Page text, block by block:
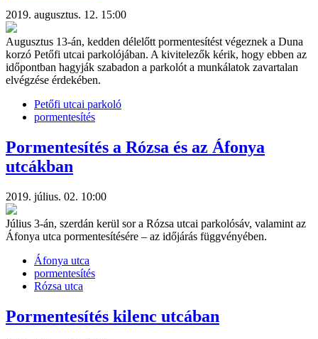
2019. augusztus. 12. 15:00
Augusztus 13-án, kedden délelőtt pormentesítést végeznek a Duna
korzó Petőfi utcai parkolójában. A kivitelezők kérik, hogy ebben az
időpontban hagyják szabadon a parkolót a munkálatok zavartalan
elvégzése érdekében.
Petőfi utcai parkoló
pormentesítés
Pormentesítés a Rózsa és az Áfonya
utcákban
2019. július. 02. 10:00
Július 3-án, szerdán kerül sor a Rózsa utcai parkolósáv, valamint az
Áfonya utca pormentesítésére – az időjárás függvényében.
Áfonya utca
pormentesítés
Rózsa utca
Pormentesítés kilenc utcában